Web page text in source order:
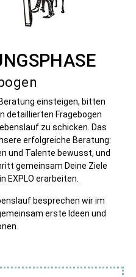
einsteigen, bitten
detaillierten Fragebogen
zu schicken. Das
erfolgreiche Beratung:
und Talente bewusst, und
gemeinsam Deine Ziele
EXPLO erarbeiten.
besprechen wir im
erste Ideen und